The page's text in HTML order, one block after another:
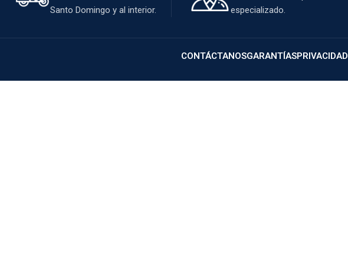
Santo Domingo y al interior.
especializado.
CONTÁCTANOSGARANTÍASPRIVACIDAD